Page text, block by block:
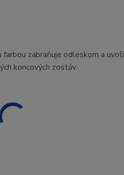
zabraňuje odleskom a
koncových zostáv.